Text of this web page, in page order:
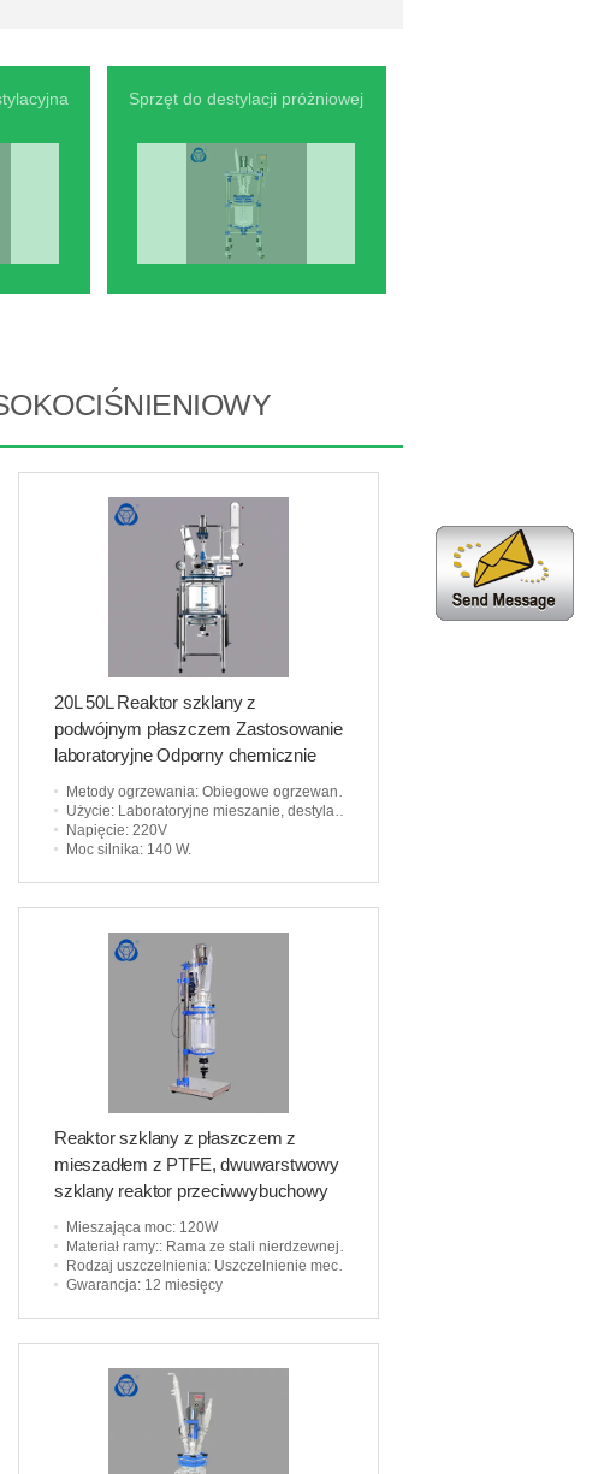
Sprzęt do destylacji próżniowej
20L 50L Reaktor szklany z
podwójnym płaszczem Zastosowanie
laboratoryjne Odporny chemicznie
Metody ogrzewania: Obiegowe ogrzewanie oleju
Użycie: Laboratoryjne mieszanie, destylacja i ekstrakcja
Napięcie: 220V
Moc silnika: 140 W.
Reaktor szklany z płaszczem z
mieszadłem z PTFE, dwuwarstwowy
szklany reaktor przeciwwybuchowy
Mieszająca moc: 120W
Materiał ramy:: Rama ze stali nierdzewnej 304
Rodzaj uszczelnienia: Uszczelnienie mechaniczne
Gwarancja: 12 miesięcy